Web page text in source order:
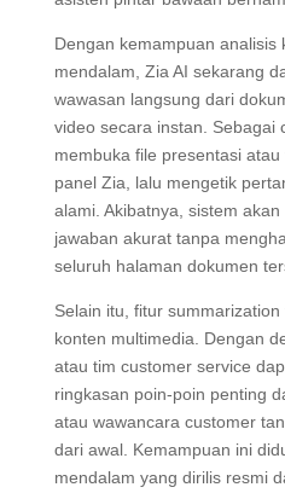
Dengan kemampuan analisis
mendalam, Zia AI sekarang
wawasan langsung dari
video secara instan. Sebagai
membuka file presentasi
panel Zia, lalu mengetik
alami. Akibatnya, sistem
jawaban akurat tanpa
seluruh halaman dokumen
Selain itu, fitur
konten multimedia. Dengan
atau tim customer service
ringkasan poin-poin penting
atau wawancara customer
dari awal. Kemampuan ini
mendalam yang dirilis resmi